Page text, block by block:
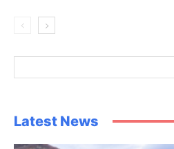
Latest News